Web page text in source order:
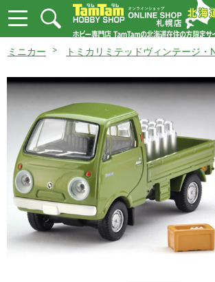
ミニカー トミカリミテッドヴィンテージ・